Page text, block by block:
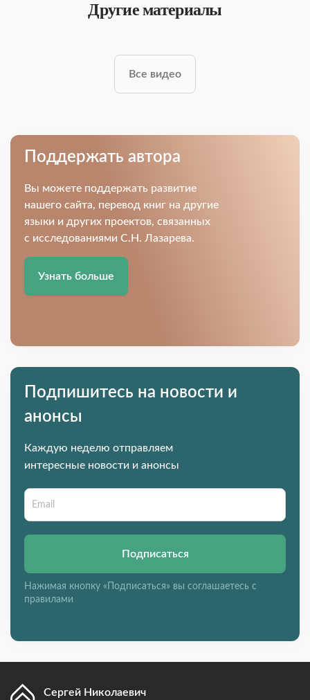
Другие материалы
Все видео
Поддержать автора
Вы можете поддержать развитие
нашего сайта, перевод книг на другие
языки и других проектов, связанных
с исследованиями С.Н. Лазарева.
Узнать больше
Подпишитесь на новости и
анонсы
Каждую неделю отправляем
интересные новости и анонсы
Подписаться
Нажимая кнопку «Подписаться» вы соглашаетесь с
правилами
Сергей Николаевич